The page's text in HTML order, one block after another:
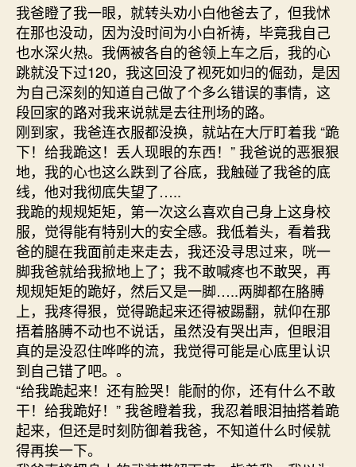
我爸瞪了我一眼，就转头劝小白他爸去了，但我怵
在那也没动，因为没时间为小白祈祷，毕竟我自己
也水深火热。我俩被各自的爸领上车之后，我的心
跳就没下过120，我这回没了视死如归的倔劲，是因
为自己深刻的知道自己做了个多么错误的事情，这
段回家的路对我来说就是去往刑场的路。
刚到家，我爸连衣服都没换，就站在大厅盯着我 “跪
下！给我跪这！丢人现眼的东西！” 我爸说的恶狠狠
地，我的心也这么跌到了谷底，我触碰了我爸的底
线，他对我彻底失望了…..
我跪的规规矩矩，第一次这么喜欢自己身上这身校
服，觉得能有特别大的安全感。我低着头，看着我
爸的腿在我面前走来走去，我还没寻思过来，咣一
脚我爸就给我掀地上了；我不敢喊疼也不敢哭，再
规规矩矩的跪好，然后又是一脚…..两脚都在胳膊
上，我疼得狠，觉得跪起来还得被踢翻，就仰在那
捂着胳膊不动也不说话，虽然没有哭出声，但眼泪
真的是没忍住哗哗的流，我觉得可能是心底里认识
到自己错了吧。。
“给我跪起来！还有脸哭！能耐的你，还有什么不敢
干！给我跪好！” 我爸瞪着我，我忍着眼泪抽搭着跪
起来，但还是时刻防御着我爸，不知道什么时候就
得再挨一下。